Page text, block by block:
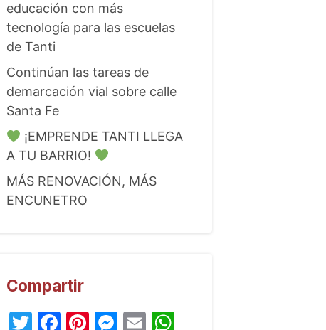
educación con más
tecnología para las escuelas
de Tanti
Continúan las tareas de
demarcación vial sobre calle
Santa Fe
¡EMPRENDE TANTI LLEGA
A TU BARRIO!
MÁS RENOVACIÓN, MÁS
ENCUNETRO
Compartir
Twitter
Facebook
Pinterest
Messenger
EmailWhatsApp